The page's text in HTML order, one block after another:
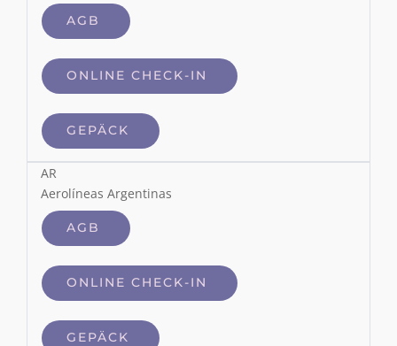
AGB
ONLINE CHECK-IN
GEPÄCK
AR
Aerolíneas Argentinas
AGB
ONLINE CHECK-IN
GEPÄCK